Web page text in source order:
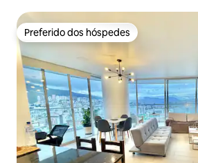
Preferido dos hóspedes
Preferido dos hóspedes